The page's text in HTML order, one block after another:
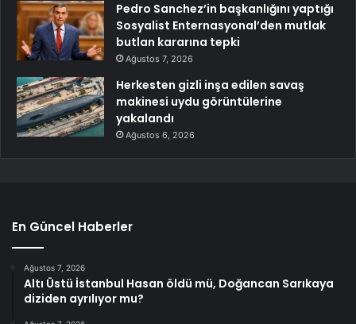
Pedro Sanchez’in başkanlığını yaptığı
Sosyalist Enternasyonal’den mutlak
butlan kararına tepki
Ağustos 7, 2026
Herkesten gizli inşa edilen savaş
makinesi uydu görüntülerine
yakalandı
Ağustos 6, 2026
En Güncel Haberler
Ağustos 7, 2026
Altı Üstü İstanbul Hasan öldü mü, Doğancan Sarıkaya
diziden ayrılıyor mu?